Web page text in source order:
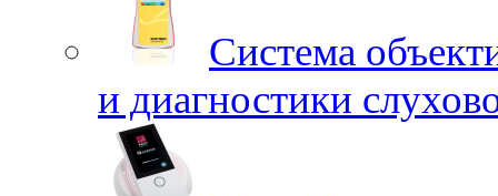
Система
и диагностики